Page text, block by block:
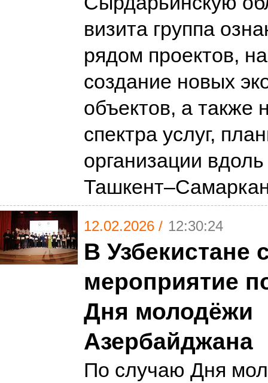
визита группа
рядом проектов,
создание новых
объектов, а также
спектра услуг,
организации
12.02.2026 / 12:30:24
В Узбекистане
мероприятие
Дня молодёжи
Азербайджана
По случаю Дня